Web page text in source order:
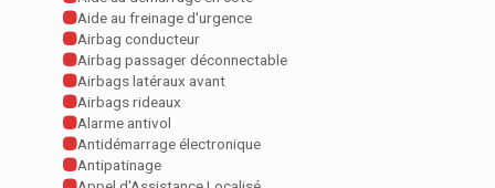
Aide au freinage d'urgence
Airbag conducteur
Airbag passager déconnectable
Airbags latéraux avant
Airbags rideaux
Alarme antivol
Antidémarrage électronique
Antipatinage